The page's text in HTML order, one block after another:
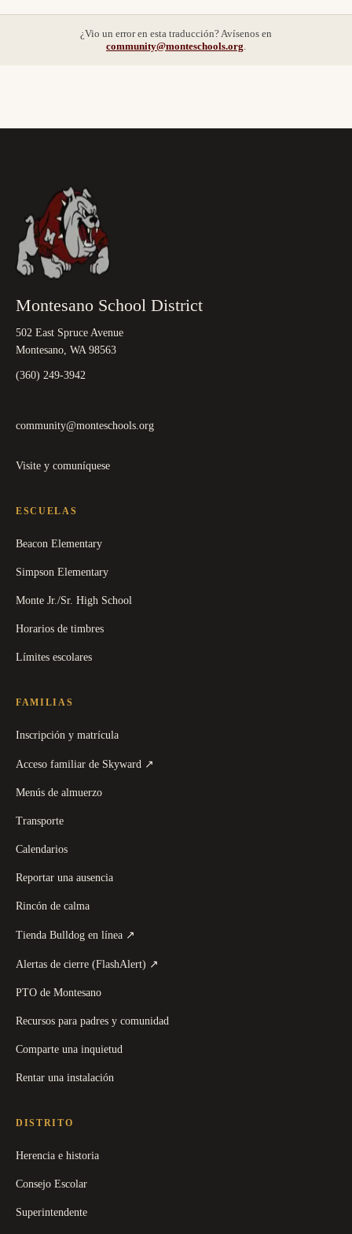
¿Vio un error en esta traducción?Avísenos en
community@monteschools.org.
Montesano School District
502 East Spruce Avenue
Montesano, WA 98563
(360) 249-3942
community@monteschools.org
Visite y comuníquese
ESCUELAS
Beacon Elementary
Simpson Elementary
Monte Jr./Sr. High School
Horarios de timbres
Límites escolares
FAMILIAS
Inscripción y matrícula
Acceso familiar de Skyward ↗
Menús de almuerzo
Transporte
Calendarios
Reportar una ausencia
Rincón de calma
Tienda Bulldog en línea ↗
Alertas de cierre (FlashAlert) ↗
PTO de Montesano
Recursos para padres y comunidad
Comparte una inquietud
Rentar una instalación
DISTRITO
Herencia e historia
Consejo Escolar
Superintendente